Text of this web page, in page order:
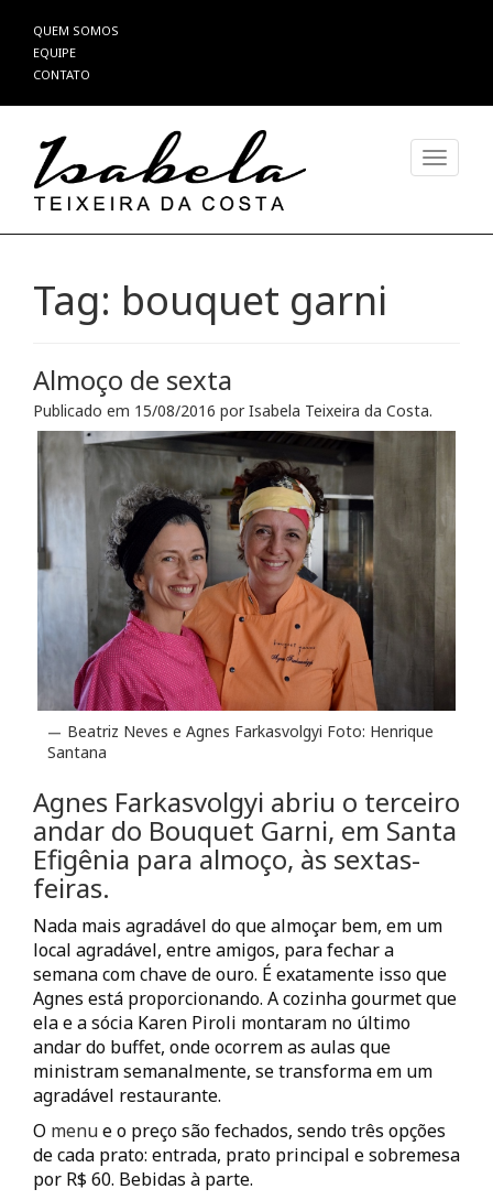
Pular
para
o
QUEM SOMOS
EQUIPE
CONTATO
Tag: bouquet garni
Almoço de sexta
Publicado em 15/08/2016 porIsabela Teixeira da Costa.
Beatriz Neves e Agnes Farkasvolgyi Foto: Henrique
Santana
Agnes Farkasvolgyi abriu o terceiro
andar do Bouquet Garni, em Santa
Efigênia para almoço, às sextas-
feiras.
Nada mais agradável do que almoçar bem, em um
local agradável, entre amigos, para fechar a
semana com chave de ouro. É exatamente isso que
Agnes está proporcionando. A cozinha gourmet que
ela e a sócia Karen Piroli montaram no último
andar do buffet, onde ocorrem as aulas que
ministram semanalmente, se transforma em um
agradável restaurante.
O menue o preço são fechados, sendo três opções
de cada prato: entrada, prato principal e sobremesa
por R$ 60. Bebidas à parte.